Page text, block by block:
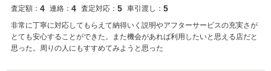
査定額： 4 連絡： 4 査定対応： 5 車引渡し： 5
非常に丁寧に対応してもらえて納得いく説明やアフターサービスの充実さが
とても安心することができた。また機会があれば利用したいと思える店だと
思った。周りの人にもすすめてみようと思った